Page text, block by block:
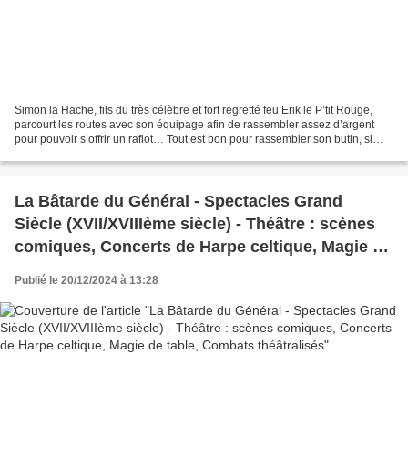
Simon la Hache, fils du très célèbre et fort regretté feu Erik le P’tit Rouge,
parcourt les routes avec son équipage afin de rassembler assez d’argent
pour pouvoir s’offrir un rafiot… Tout est bon pour rassembler son butin, si
La Bâtarde du Général - Spectacles Grand
Siècle (XVII/XVIIIème siècle) - Théâtre : scènes
comiques, Concerts de Harpe celtique, Magie de
table, Combats théâtralisés
Publié le 20/12/2024 à 13:28